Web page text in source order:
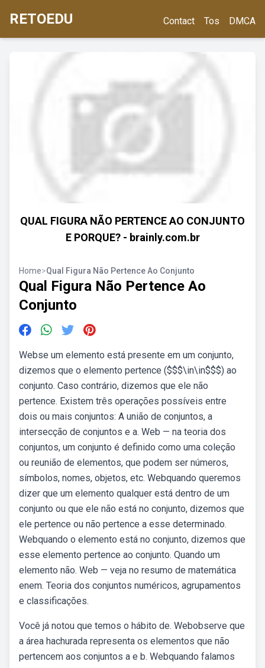
RETOEDU Contact Tos DMCA
QUAL FIGURA NÃO PERTENCE AO CONJUNTO
E PORQUE? - brainly.com.br
Home>Qual Figura Não Pertence Ao Conjunto
Qual Figura Não Pertence Ao
Conjunto
Webse um elemento está presente em um conjunto,
dizemos que o elemento pertence ($$$\in\in$$$) ao
conjunto. Caso contrário, dizemos que ele não
pertence. Existem três operações possíveis entre
dois ou mais conjuntos: A união de conjuntos, a
intersecção de conjuntos e a. Web — na teoria dos
conjuntos, um conjunto é definido como uma coleção
ou reunião de elementos, que podem ser números,
símbolos, nomes, objetos, etc. Webquando queremos
dizer que um elemento qualquer está dentro de um
conjunto ou que ele não está no conjunto, dizemos que
ele pertence ou não pertence a esse determinado.
Webquando o elemento está no conjunto, dizemos que
esse elemento pertence ao conjunto. Quando um
elemento não. Web — veja no resumo de matemática
enem. Teoria dos conjuntos numéricos, agrupamentos
e classificações.
Você já notou que temos o hábito de. Webobserve que
a área hachurada representa os elementos que não
pertencem aos conjuntos a e b. Webquando falamos